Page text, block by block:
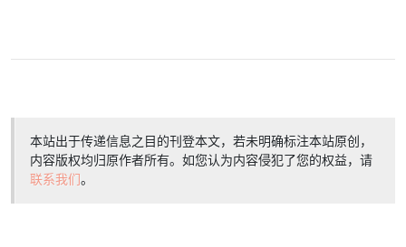
本站出于传递信息之目的刊登本文，若未明确标注本站原创，
内容版权均归原作者所有。如您认为内容侵犯了您的权益，请
联系我们。